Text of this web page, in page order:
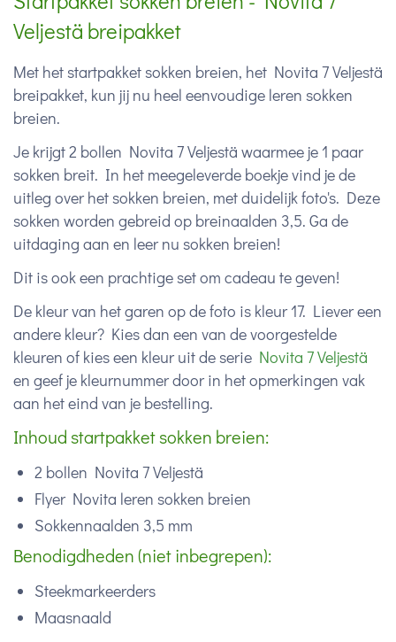
Veljestä breipakket
Met het startpakket sokken breien, het Novita 7 Veljestä
breipakket, kun jij nu heel eenvoudige leren sokken
breien.
Je krijgt 2 bollen Novita 7 Veljestä waarmee je 1 paar
sokken breit. In het meegeleverde boekje vind je de
uitleg over het sokken breien, met duidelijk foto's. Deze
sokken worden gebreid op breinaalden 3,5. Ga de
uitdaging aan en leer nu sokken breien!
Dit is ook een prachtige set om cadeau te geven!
De kleur van het garen op de foto is kleur 17. Liever een
andere kleur? Kies dan een van de voorgestelde
kleuren of kies een kleur uit de serie Novita 7 Veljestä
en geef je kleurnummer door in het opmerkingen vak
aan het eind van je bestelling.
Inhoud startpakket sokken breien:
2 bollen Novita 7 Veljestä
Flyer Novita leren sokken breien
Sokkennaalden 3,5 mm
Benodigdheden (niet inbegrepen):
Steekmarkeerders
Maasnaald